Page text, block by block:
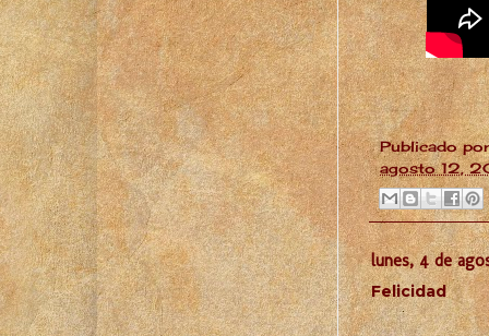
Publicado
agosto 12,
lunes, 4 de
Felicidad